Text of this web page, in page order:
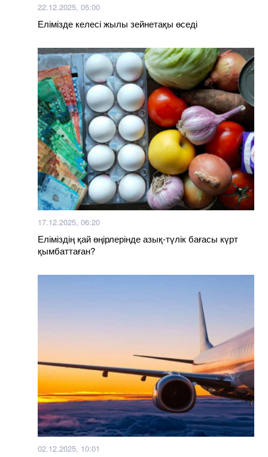
22.12.2025, 05:00
Елімізде келесі жылы зейнетақы өседі
17.12.2025, 06:20
Еліміздің қай өңірлерінде азық-түлік бағасы күрт
қымбаттаған?
02.12.2025, 10:01